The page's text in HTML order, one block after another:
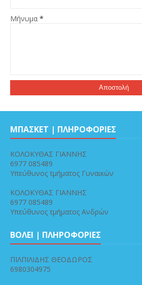
Μήνυμα *
ΜΠΑΣΚΕΤ | ΠΛΗΡΟΦΟΡΙΕΣ
ΚΟΛΟΚΥΘΑΣ ΓΙΑΝΝΗΣ
6977 085489
Υπεύθυνος τμήματος Γυναικών
ΚΟΛΟΚΥΘΑΣ ΓΙΑΝΝΗΣ
6977 085489
Υπεύθυνος τμήματος Ανδρών
ΒΟΛΕΙ | ΠΛΗΡΟΦΟΡΙΕΣ
ΠΙΛΠΙΛΙΔΗΣ ΘΕΟΔΩΡΟΣ
6980304975